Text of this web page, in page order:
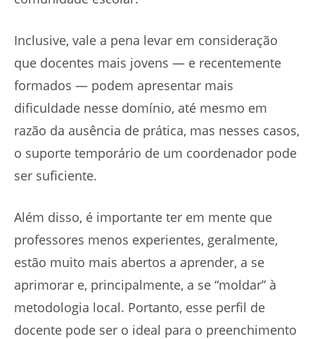
Inclusive, vale a pena levar em consideração
que docentes mais jovens — e recentemente
formados — podem apresentar mais
dificuldade nesse domínio, até mesmo em
razão da ausência de prática, mas nesses casos,
o suporte temporário de um coordenador pode
ser suficiente.
Além disso, é importante ter em mente que
professores menos experientes, geralmente,
estão muito mais abertos a aprender, a se
aprimorar e, principalmente, a se “moldar” à
metodologia local. Portanto, esse perfil de
docente pode ser o ideal para o preenchimento